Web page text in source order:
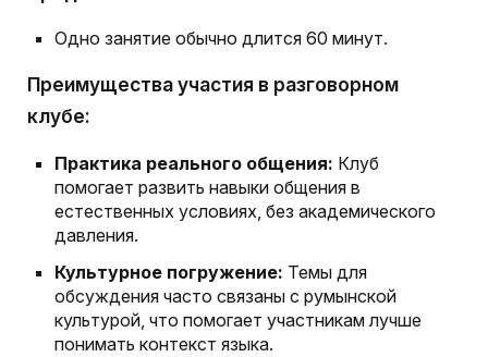
Одно занятие обычно длится 60 минут.
Преимущества участия в разговорном
клубе:
Практика реального общения: Клуб
помогает развить навыки общения в
естественных условиях, без академического
давления.
Культурное погружение: Темы для
обсуждения часто связаны с румынской
культурой, что помогает участникам лучше
понимать контекст языка.